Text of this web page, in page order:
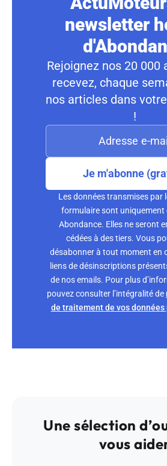
newsletter
Rejoignez nos 20 000
recevez, chaque
nos articles dans
!
Je m'abonne
Les données transmises par
formulaire sont uniquement
Abondance. Elles ne seront
cédées à des tiers. Vous
désabonner à tout moment en
liens de désinscriptions
de nos emails. Pour plus
pouvez consulter l’intégralité de
de traitement de vos
Une sélection
vous